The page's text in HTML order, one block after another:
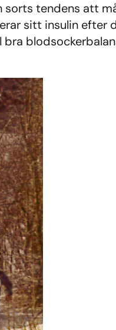
sorts tendens att
sitt insulin efter